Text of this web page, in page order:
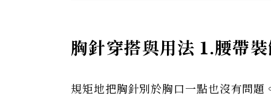
胸針穿搭與用法 1.腰帶
規矩地把胸針別於胸口一點也沒有問